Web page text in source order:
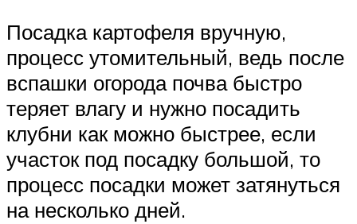
Посадка картофеля вручную,
процесс утомительный, ведь после
вспашки огорода почва быстро
теряет влагу и нужно посадить
клубни как можно быстрее, если
участок под посадку большой, то
процесс посадки может затянуться
на несколько дней.